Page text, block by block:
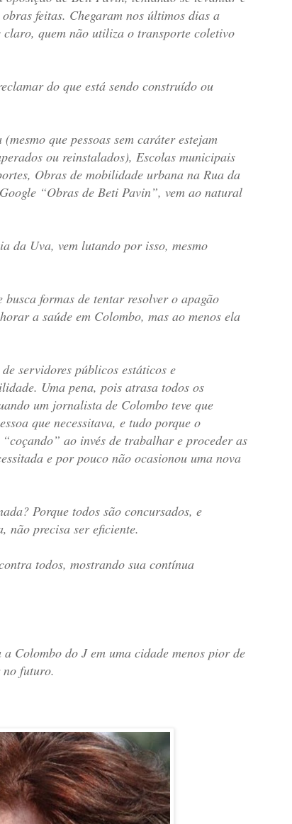
feitas. Chegaram nos últimos dias a
quem não utiliza o transporte coletivo
do que está sendo construído ou
que pessoas sem caráter estejam
ou reinstalados), Escolas municipais
Obras de mobilidade urbana na Rua da
“Obras de Beti Pavin”, vem ao natural
da Uva, vem lutando por isso, mesmo
formas de tentar resolver o apagão
a saúde em Colombo, mas ao menos ela
servidores públicos estáticos e
Uma pena, pois atrasa todos os
um jornalista de Colombo teve que
que necessitava, e tudo porque o
ao invés de trabalhar e proceder as
e por pouco não ocasionou uma nova
Porque todos são concursados, e
não precisa ser eficiente.
todos, mostrando sua contínua
Colombo do J em uma cidade menos pior de
no futuro.